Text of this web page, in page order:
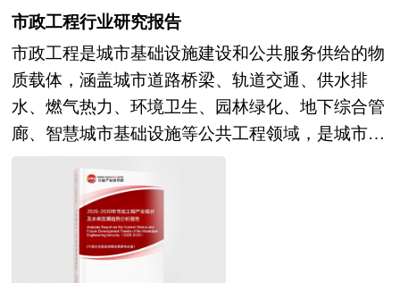
券化等方式加速市场集中，建立覆盖选址评估、空
间设计、智能运营、客户服务的标准化体系，打
造"空间即服务"的品牌心智，行业集中度有望从当
前的极度分散走向适度集中。平台化维度，共享模
式将从单仓运营走向网络化调度，参考三菱商事
WareX平台模式，通过数字化匹配供需，整合社会
闲置地下室、车库、仓储空间，构建轻资产、高效
率的分布式仓储网络，同时接入即时零售、社区团
购、同城配送生态，实现"空间+物流+服务"一体
化。融合化维度，共享小型仓库将与不动产资管、
马运动在赛事组织、马匹健康管理、基因优化及公
平竞赛监督等方面持续进步，既保留了传统贵族运
动的优雅气质，也融入了现代体育的规范性与大众
娱乐属性，成为集体育竞技、文化传承与经济价值
于一体的全球性活动 。 本研究咨询报告由中研普
上，主要依据了国家统计局、国家商务部、国家发
改委、国家经济信息中心、国务院发展研究中心、
国家海关总署、全国商业信息中心、中国经济景气
监测中心、中国行业研究网、全国及海外多种相关
国战略与消费升级浪潮交汇的重要经济增长极。
产业发展目标和发展定位、产业发展重点方向、产
业空间引导和产业发展政策等。随着中国对外开放
程度的深化，经济全球化和区域化对产业发展的影
响显著增强，产业间的竞争层次和深度也发生了变
化。因此，科学预测产业发展趋势和空间变化态
势，对产业发展和规划具有重要的意义。中研普华
拥有28年的产业规划、细分市场研究及大量项目运
作经验，业务覆盖全球。累积300多个产业园区规
划落地项目案例，拥有丰富的产业园区、特色小
市政工程行业研究报告
市政工程是城市基础设施建设和公共服务供给的物
质载体，涵盖城市道路桥梁、轨道交通、供水排
水、燃气热力、环境卫生、园林绿化、地下综合管
廊、智慧城市基础设施等公共工程领域，是城市正
常运行和居民生活品质保障的基础性、先导性产
业。从产业属性看，市政工程兼具公共产品属性与
市场化运作特征，既承担着政府提供公共服务、保
障城市安全的职能，又通过特许经营、政府购买服
务、PPP等模式引入社会资本参与建设和运营，形